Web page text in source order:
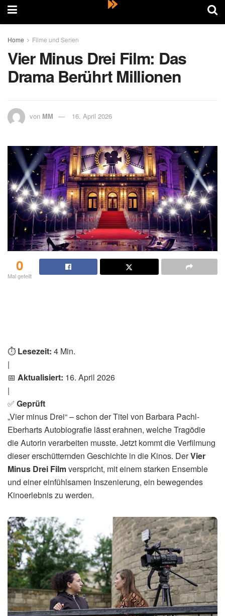
Home Filme und Serien
Vier Minus Drei Film: Das
Drama Berührt Millionen
von MM 16. April 2026
0
Mal geteilt
⏱️ Lesezeit: 4 Min.
|
📅 Aktualisiert: 16. April 2026
|
✅ Geprüft
„Vier minus Drei“ – schon der Titel von Barbara Pachl-
Eberharts Autobiografie lässt erahnen, welche Tragödie
die Autorin verarbeiten musste. Jetzt kommt die Verfilmung
dieser erschütternden Geschichte in die Kinos. DerVier
Minus Drei Filmverspricht, mit einem starken Ensemble
und einer einfühlsamen Inszenierung, ein bewegendes
Kinoerlebnis zu werden.